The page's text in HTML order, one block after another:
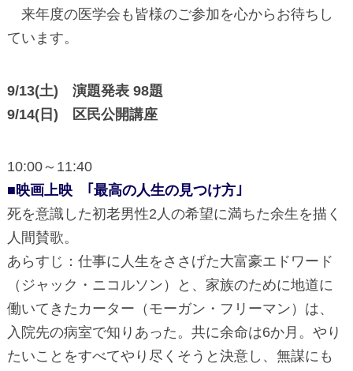
来年度の医学会も皆様のご参加を心からお待ちし
ています。
9/13(土) 演題発表 98題
9/14(日) 区民公開講座
10:00～11:40
■映画上映 ｢最高の人生の見つけ方｣
死を意識した初老男性2人の希望に満ちた余生を描く
人間賛歌。
あらすじ：仕事に人生をささげた大富豪エドワード
（ジャック・ニコルソン）と、家族のために地道に
働いてきたカーター（モーガン・フリーマン）は、
入院先の病室で知りあった。共に余命は6か月。やり
たいことをすべてやり尽くそうと決意し、無謀にも